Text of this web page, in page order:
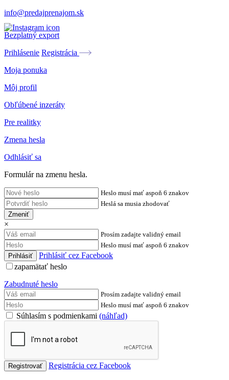
info@predajprenajom.sk
Bezplatný export
Prihlásenie Registrácia
Moja ponuka
Môj profil
Obľúbené inzeráty
Pre realitky
Zmena hesla
Odhlásiť sa
Formulár na zmenu hesla.
Heslo musí mať aspoň 6 znakov
Heslá sa musia zhodovať
Zmeniť
×
Prosím zadajte validný email
Heslo musí mať aspoň 6 znakov
Prihlásiť cez Facebook
zapamätať heslo
Zabudnuté heslo
Prosím zadajte validný email
Heslo musí mať aspoň 6 znakov
Súhlasím s podmienkami (náhľad)
Registrácia cez Facebook